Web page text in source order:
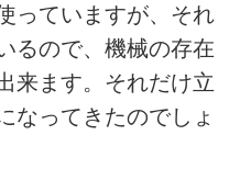
っていますが、それ
るので、機械の存在
来ます。それだけ立
なってきたのでしょ